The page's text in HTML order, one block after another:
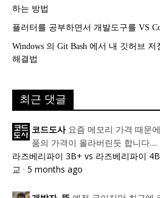
하는 방법
플러터를 공부하면서 개발도구를 VS
Windows 의 Git Bash 에서 내 깃허브 저
해결법
최근 댓글
코드도사 요즘 메모리 가격 때문
품의 가격이 올라버린듯 합니다....
라즈베리파이 3B+ vs 라즈베리파이
교 · 5 months ago